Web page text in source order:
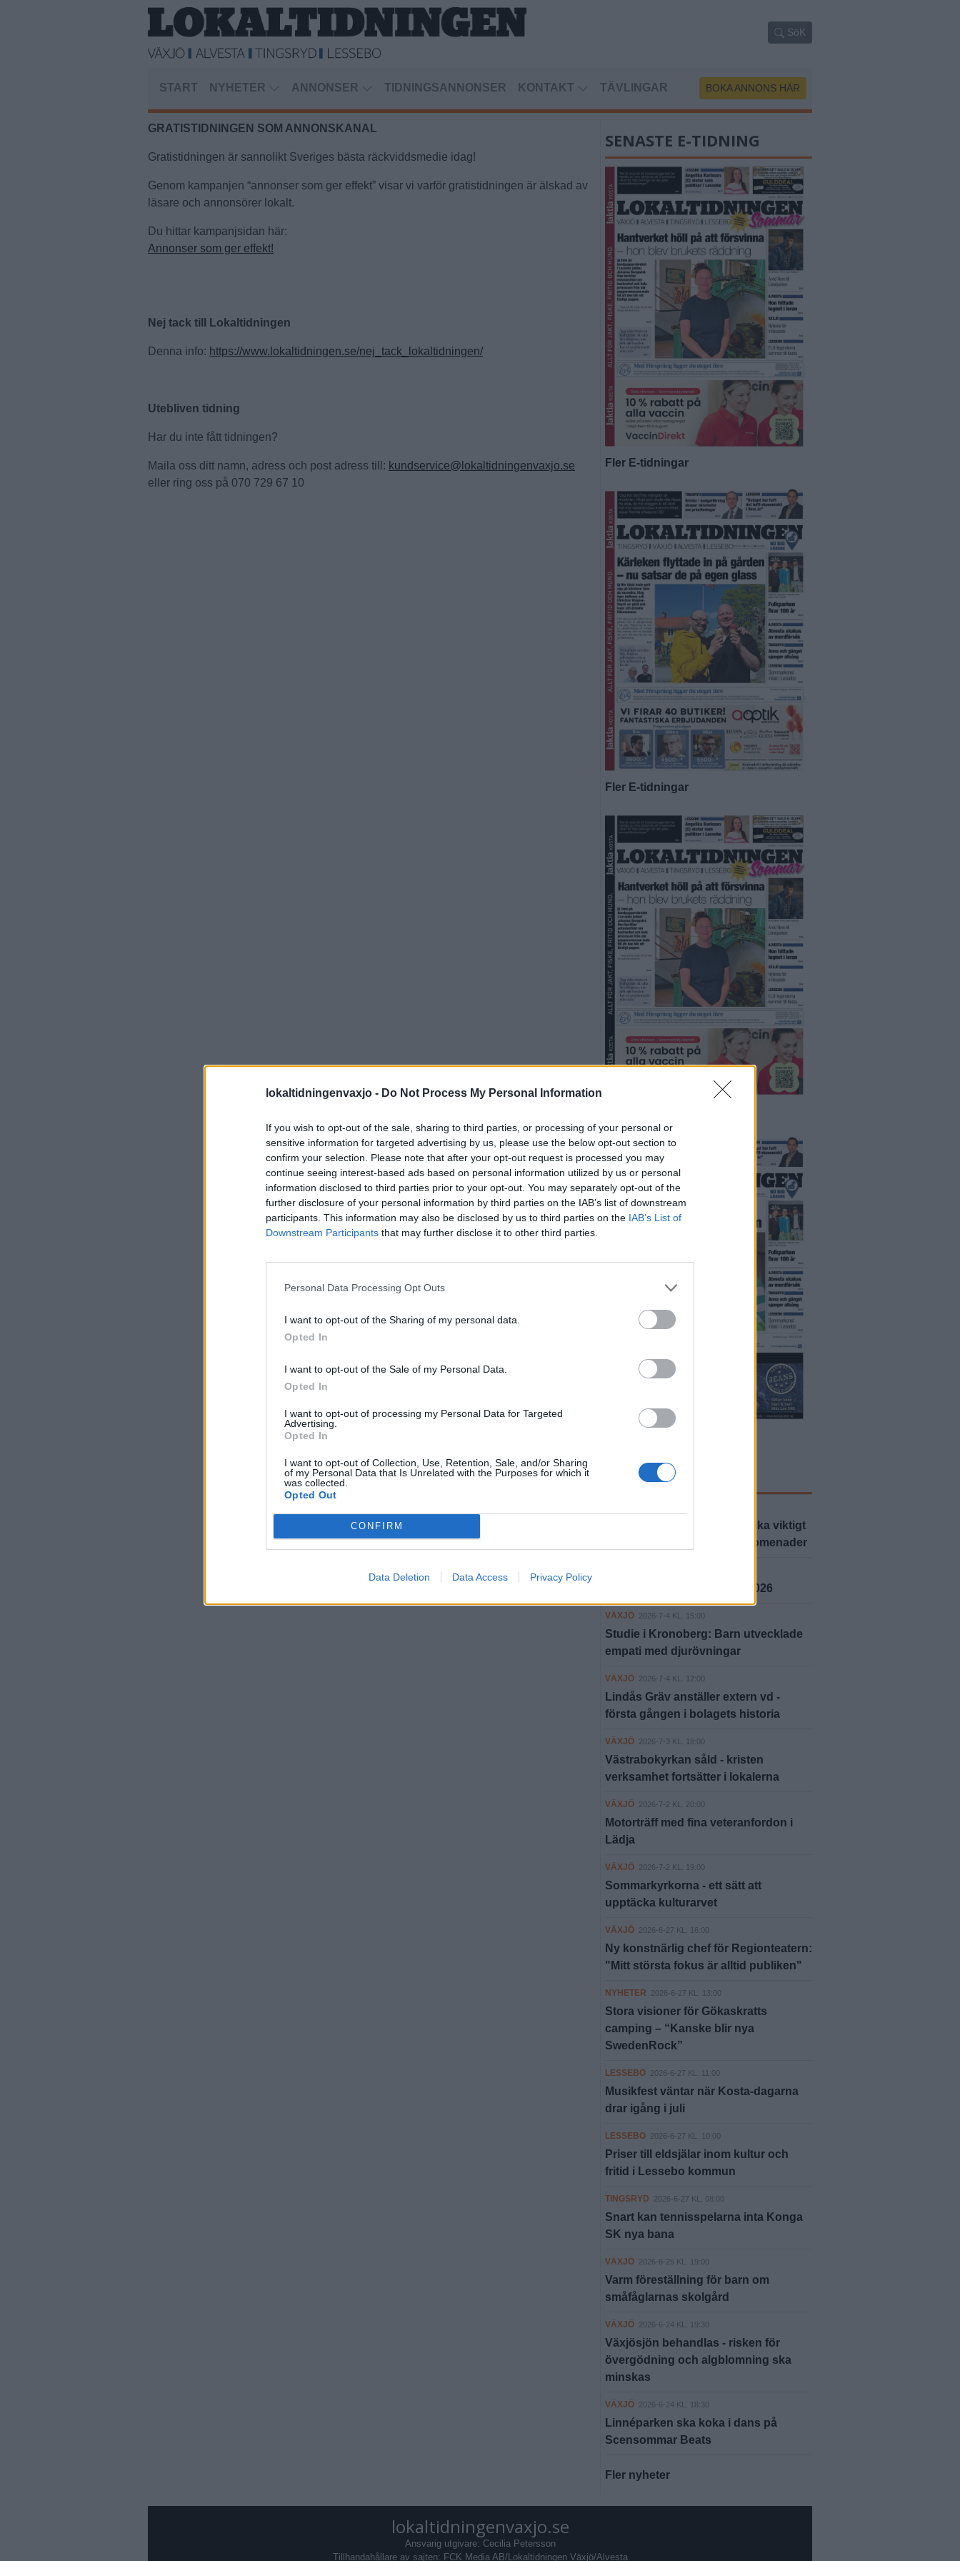
lokaltidningenvaxjo - Do Not Process My Personal Information
If you wish to opt-out of the sale, sharing to third parties, or processing of your personal or
sensitive information for targeted advertising by us, please use the below opt-out section to
confirm your selection. Please note that after your opt-out request is processed you may
continue seeing interest-based ads based on personal information utilized by us or personal
information disclosed to third parties prior to your opt-out. You may separately opt-out of the
further disclosure of your personal information by third parties on the IAB’s list of downstream
participants. This information may also be disclosed by us to third parties on the IAB’s List of
Downstream Participants that may further disclose it to other third parties.
Personal Data Processing Opt Outs
I want to opt-out of the Sharing of my personal data.
Opted In
I want to opt-out of the Sale of my Personal Data.
Opted In
I want to opt-out of processing my Personal Data for Targeted
Advertising.
Opted In
I want to opt-out of Collection, Use, Retention, Sale, and/or Sharing
of my Personal Data that Is Unrelated with the Purposes for which it
was collected.
Opted Out
CONFIRM
Data Deletion Data Access Privacy Policy
SöK
START NYHETER ANNONSER TIDNINGSANNONSER KONTAKT TÄVLINGAR BOKA ANNONS HÄR
GRATISTIDNINGEN SOM ANNONSKANAL
Gratistidningen är sannolikt Sveriges bästa räckviddsmedie idag!
Genom kampanjen “annonser som ger effekt” visar vi varför gratistidningen är älskad av
läsare och annonsörer lokalt.
Du hittar kampanjsidan här:
Annonser som ger effekt!
Nej tack till Lokaltidningen
Denna info: https://www.lokaltidningen.se/nej_tack_lokaltidningen/
Utebliven tidning
Har du inte fått tidningen?
Maila oss ditt namn, adress och post adress till: kundservice@lokaltidningenvaxjo.se
eller ring oss på 070 729 67 10
SENASTE E-TIDNING
Fler E-tidningar
Fler E-tidningar
SENASTE NYTT
Gemenskap och träning är lika viktigt
när Nathalie ordnar hundpromenader
Krysset lösning vecka 25, 2026
VÄXJÖ 2026-7-4 KL. 15:00
Studie i Kronoberg: Barn utvecklade
empati med djurövningar
VÄXJÖ 2026-7-4 KL. 12:00
Lindås Gräv anställer extern vd -
första gången i bolagets historia
VÄXJÖ 2026-7-3 KL. 18:00
Västrabokyrkan såld - kristen
verksamhet fortsätter i lokalerna
VÄXJÖ 2026-7-2 KL. 20:00
Motorträff med fina veteranfordon i
Lädja
VÄXJÖ 2026-7-2 KL. 19:00
Sommarkyrkorna - ett sätt att
upptäcka kulturarvet
VÄXJÖ 2026-6-27 KL. 16:00
Ny konstnärlig chef för Regionteatern:
"Mitt största fokus är alltid publiken"
NYHETER 2026-6-27 KL. 13:00
Stora visioner för Gökaskratts
camping – “Kanske blir nya
SwedenRock”
LESSEBO 2026-6-27 KL. 11:00
Musikfest väntar när Kosta-dagarna
drar igång i juli
LESSEBO 2026-6-27 KL. 10:00
Priser till eldsjälar inom kultur och
fritid i Lessebo kommun
TINGSRYD 2026-6-27 KL. 08:00
Snart kan tennisspelarna inta Konga
SK nya bana
VÄXJÖ 2026-6-25 KL. 19:00
Varm föreställning för barn om
småfåglarnas skolgård
VÄXJÖ 2026-6-24 KL. 19:30
Växjösjön behandlas - risken för
övergödning och algblomning ska
minskas
VÄXJÖ 2026-6-24 KL. 18:30
Linnéparken ska koka i dans på
Scensommar Beats
Fler nyheter
lokaltidningenvaxjo.se
Ansvarig utgivare: Cecilia Petersson
Tillhandahållare av sajten: FCK Media AB/Lokaltidningen Växjö/Alvesta